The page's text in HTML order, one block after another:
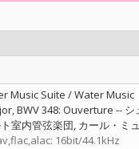
Music Suite / Water Music
BWV 348: Ouverture -- シ
室内管弦楽団 カール・ミ
16bit/44.1kHz